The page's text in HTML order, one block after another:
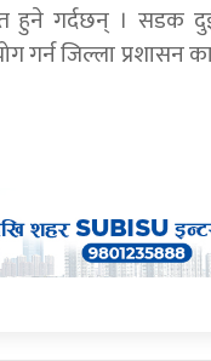
हुने गर्दछन् । सडक
गर्न जिल्ला प्रशासन